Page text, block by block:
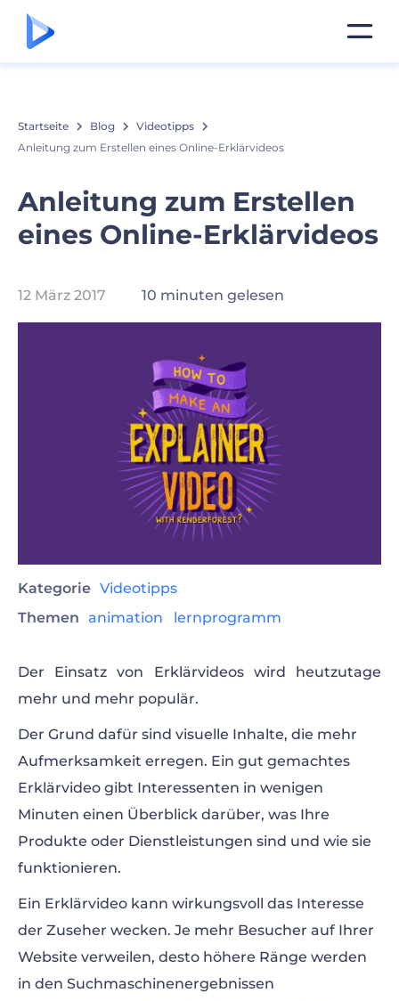
Startseite Blog
Videotipps
Anleitung zum Erstellen eines Online-Erklärvideos
Anleitung zum Erstellen
eines Online-Erklärvideos
12 März 2017 10 minuten gelesen
Kategorie Videotipps
Themen animation lernprogramm
Der Einsatz von Erklärvideos wird heutzutage
mehr und mehr populär.
Der Grund dafür sind visuelle Inhalte, die mehr
Aufmerksamkeit erregen. Ein gut gemachtes
Erklärvideo gibt Interessenten in wenigen
Minuten einen Überblick darüber, was Ihre
Produkte oder Dienstleistungen sind und wie sie
funktionieren.
Ein Erklärvideo kann wirkungsvoll das Interesse
der Zuseher wecken. Je mehr Besucher auf Ihrer
Website verweilen, desto höhere Ränge werden
in den Suchmaschinenergebnissen